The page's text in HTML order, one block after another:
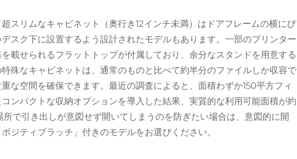
スリムなキャビネット（奥行き12インチ未満）はドアフレームの横にぴ
スク下に設置するよう設計されたモデルもあります。一部のプリンター
載せられるフラットトップが付属しており、余分なスタンドを用意する
殊なキャビネットは、通常のものと比べて約半分のファイルしか収容で
な空間を確保できます。最近の調査によると、面積わずか150平方フィ
ンパクトな収納オプションを導入した結果、実質的な利用可能面積が約
で引き出しが意図せず開いてしまうのを防ぎたい場合は、意図的に開
ジティブラッチ」付きのモデルをお選びください。